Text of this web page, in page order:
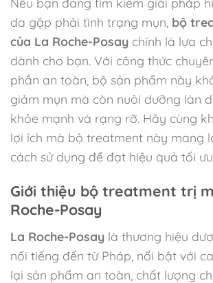
da gặp phải tình trạng mụn, bộ
của La Roche-Posay chính là lựa
dành cho bạn. Với công thức
phần an toàn, bộ sản phẩm này
giảm mụn mà còn nuôi dưỡng làn
khỏe mạnh và rạng rỡ. Hãy cùng
lợi ích mà bộ treatment này mang
cách sử dụng để đạt hiệu quả tối
Giới thiệu bộ treatment trị
Roche-Posay
La Roche-Posay là thương hiệu
nổi tiếng đến từ Pháp, nổi bật với
lại sản phẩm an toàn, chất lượng